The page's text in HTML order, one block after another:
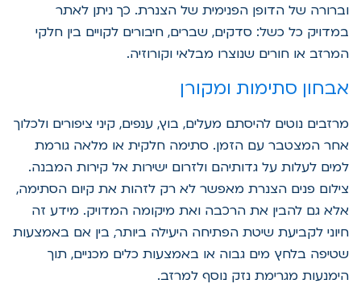
וברורה של הדופן הפנימית של הצנרת. כך ניתן לאתר
במדויק כל כשל: סדקים, שברים, חיבורים לקויים בין חלקי
המרזב או חורים שנוצרו מבלאי וקורוזיה.
אבחון סתימות ומקורן
מרזבים נוטים להיסתם מעלים, בוץ, ענפים, קיני ציפורים ולכלוך
אחר המצטבר עם הזמן. סתימה חלקית או מלאה גורמת
למים לעלות על גדותיהם ולזרום ישירות אל קירות המבנה.
צילום פנים הצנרת מאפשר לא רק לזהות את קיום הסתימה,
אלא גם להבין את הרכבה ואת מיקומה המדויק. מידע זה
חיוני לקביעת שיטת הפתיחה היעילה ביותר, בין אם באמצעות
שטיפה בלחץ מים גבוה או באמצעות כלים מכניים, תוך
הימנעות מגרימת נזק נוסף למרזב.